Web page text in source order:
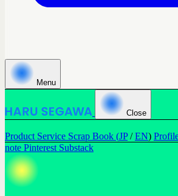
Menu
Close
Product Service Scrap Book (JP/EN)
note Pinterest Substack